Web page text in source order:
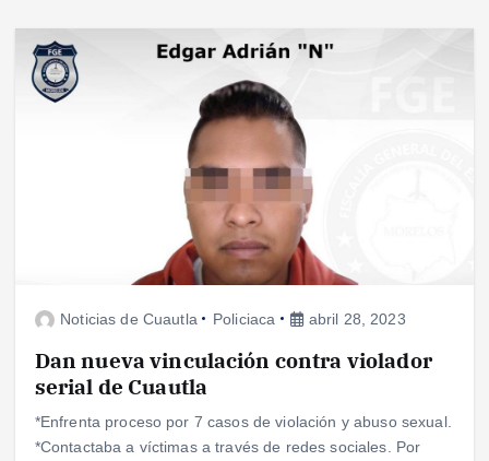
Noticias de Cuautla Policiaca abril 28, 2023
Dan nueva vinculación contra violador
serial de Cuautla
*Enfrenta proceso por 7 casos de violación y abuso sexual.
*Contactaba a víctimas a través de redes sociales. Por